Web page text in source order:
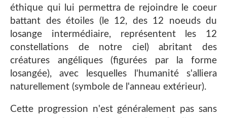
éthique qui lui permettra de rejoindre le coeur
battant des étoiles (le 12, des 12 noeuds du
losange intermédiaire, représentent les 12
constellations de notre ciel) abritant des
créatures angéliques (figurées par la forme
losangée), avec lesquelles l'humanité s'alliera
naturellement (symbole de l'anneau extérieur).
Cette progression n'est généralement pas sans